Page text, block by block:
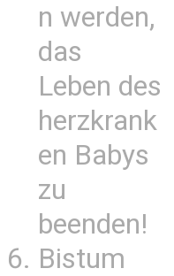
n werden,
das
Leben des
herzkrank
en Babys
zu
beenden!
Bistum